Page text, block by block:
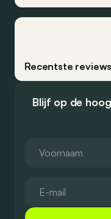
Recentste reviews
Blijf op de